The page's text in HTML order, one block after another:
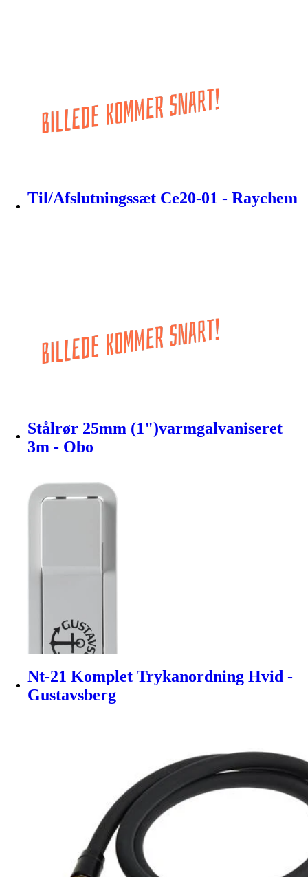
Til/Afslutningssæt Ce20-01 - Raychem
Stålrør 25mm (1")varmgalvaniseret
3m - Obo
Nt-21 Komplet Trykanordning Hvid -
Gustavsberg